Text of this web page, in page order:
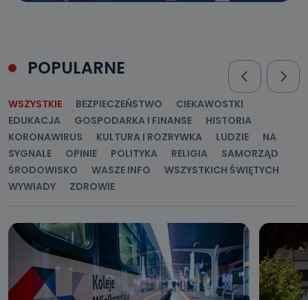
POPULARNE
WSZYSTKIE BEZPIECZEŃSTWO
CIEKAWOSTKI
EDUKACJA
GOSPODARKA I FINANSE
HISTORIA
KORONAWIRUS
KULTURA I ROZRYWKA LUDZIE
NA
SYGNALE
OPINIE POLITYKA RELIGIA
SAMORZĄD
ŚRODOWISKO
WASZE INFO
WSZYSTKICH ŚWIĘTYCH
WYWIADY
ZDROWIE